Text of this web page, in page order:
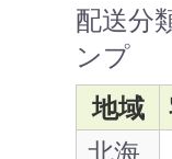
配送分
ンプ
地域